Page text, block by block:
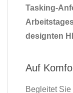
Tasking-
designten
Auf
Begleitet